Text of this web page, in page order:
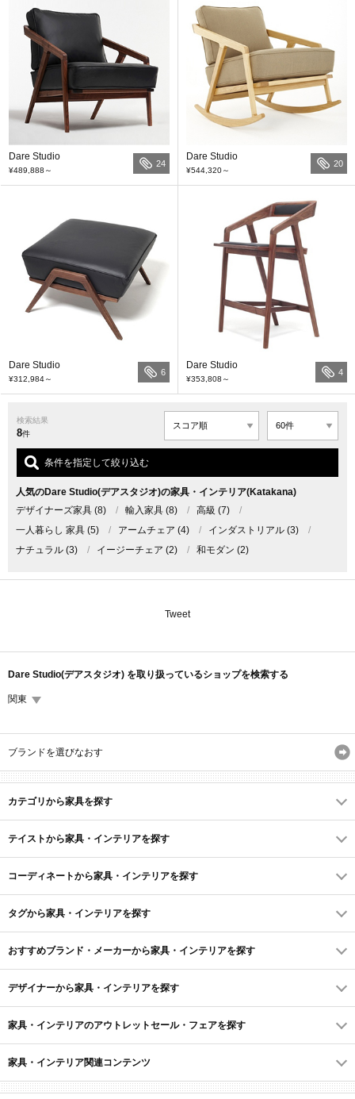
Dare Studio
¥489,888 ～
24
Dare Studio
¥544,320～
20
Dare Studio
¥312,984～
6
Dare Studio
¥353,808 ～
4
検索結果
8件
条件を指定して絞り込む
人気のDare Studio(デアスタジオ)の家具・インテリア(Katakana)
デザイナーズ家具 (8) / 輸入家具 (8) / 高級 (7)
/
一人暮らし 家具 (5) / アームチェア (4) / インダストリアル (3)
/
ナチュラル (3) / イージーチェア (2) / 和モダン (2)
Tweet
Dare Studio(デアスタジオ) を取り扱っているショップを検索する
関東
ブランドを選びなおす
カテゴリから家具を探す
テイストから家具・インテリアを探す
コーディネートから家具・インテリアを探す
タグから家具・インテリアを探す
おすすめブランド・メーカーから家具・インテリアを探す
デザイナーから家具・インテリアを探す
家具・インテリアのアウトレットセール・フェアを探す
家具・インテリア関連コンテンツ